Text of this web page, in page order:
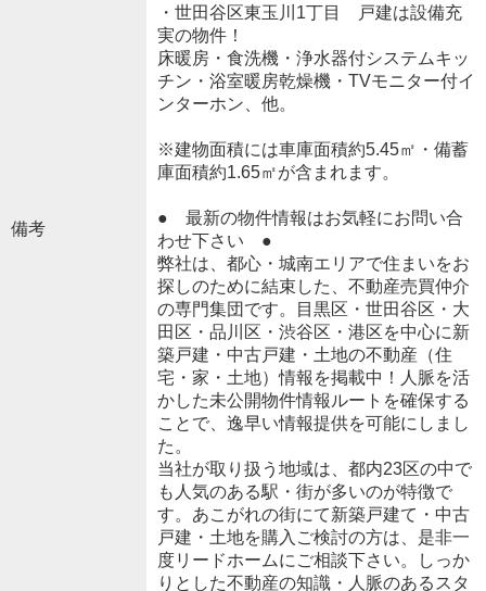
備考
・世田谷区東玉川1丁目 戸建は設備充
実の物件！
床暖房・食洗機・浄水器付システムキッ
チン・浴室暖房乾燥機・TVモニター付イ
ンターホン、他。
※建物面積には車庫面積約5.45㎡・備蓄
庫面積約1.65㎡が含まれます。
● 最新の物件情報はお気軽にお問い合
わせ下さい ●
弊社は、都心・城南エリアで住まいをお
探しのために結束した、不動産売買仲介
の専門集団です。目黒区・世田谷区・大
田区・品川区・渋谷区・港区を中心に新
築戸建・中古戸建・土地の不動産（住
宅・家・土地）情報を掲載中！人脈を活
かした未公開物件情報ルートを確保する
ことで、逸早い情報提供を可能にしまし
た。
当社が取り扱う地域は、都内23区の中で
も人気のある駅・街が多いのが特徴で
す。あこがれの街にて新築戸建て・中古
戸建・土地を購入ご検討の方は、是非一
度リードホームにご相談下さい。しっか
りとした不動産の知識・人脈のあるスタ